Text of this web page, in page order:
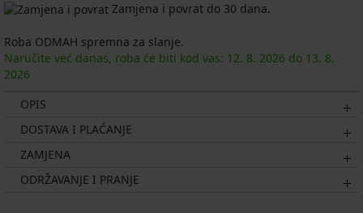
Zamjena i povrat do 30 dana.
Roba ODMAH spremna za slanje.
Naručite već danas, roba će biti kod vas: 12. 8. 2026 do 13. 8.
2026
OPIS
DOSTAVA I PLAĆANJE
ZAMJENA
ODRŽAVANJE I PRANJE